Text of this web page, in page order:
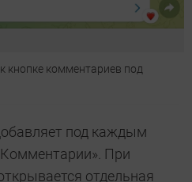
кнопке комментариев под
под каждым
При
отдельная